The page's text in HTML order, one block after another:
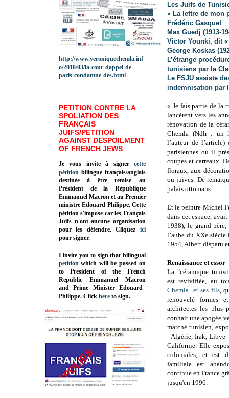
Les Juifs de
« La lettre de mon
Frédéric Gasquet
Max Guedj (1913-
Victor Younki, dit «
George Koskas
L’étrange
tunisiens par la
Le FSJU assiste
indemnisation par
« Je fais partie de la
lancèrent vers les
rénovation de la
Chemla (Ndlr : un
l’auteur de
parisiennes où il
coupes et carreaux.
floraux, aux
ou juives. De
palais ottomans.
Et le peintre Michel
dans cet espace,
1938), le grand-
l’aube du XXe siècle
1954, Albert disparu
Renaissance et essor
La "céramique
est revivifiée, au
Chemla et ses fils,
renouvelé formes
architectes les plus
connait une apogée
marché tunisien,
- Algérie, Irak, Libye
Californie. Elle
coloniales, et est
familiale est
continue en France
jusqu'en 1996.
http://www.veroniquechemla.inf
o/2018/03/la-cour-dappel-de-
paris-condamne-des.html
PETITION CONTRE LA
SPOLIATION DES
FRANÇAIS
JUIFS/PETITION
AGAINST DESPOILMENT
OF FRENCH JEWS
Je vous invite à signer cette
pétition bilingue français/anglais
destinée à être remise au
Président de la République
Emmanuel Macron et au Premier
ministre Edouard Philippe. Cette
pétition s'impose car les Français
Juifs n'ont aucune organisation
pour les défendre. Cliquez
ici
pour signer.
I invite you to sign that bilingual
petition which will be passed on
to President of the French
Republic Emmanuel Macron
and Prime MinisterEdouard
Philippe. Click here to sign.